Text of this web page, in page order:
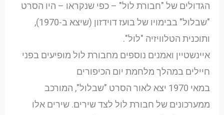
הגדולים של "חבורת לול" – כפי שנקראו – היו הסרט
"שבלול" בבימויו של בועז דוידזון (שיצא ב-1970),
ותוכנית הטלוויזיה "לול".
איינשטיין ואמנים נוספים מחבורת לול מופיעים בפני
חיילים במהלך מלחמת יום הכיפורים
במאי 1970 יצא לאור הסרט "שבלול", המורכב
ממערכונים של חבורת לול לצד שירים. שירים אלו